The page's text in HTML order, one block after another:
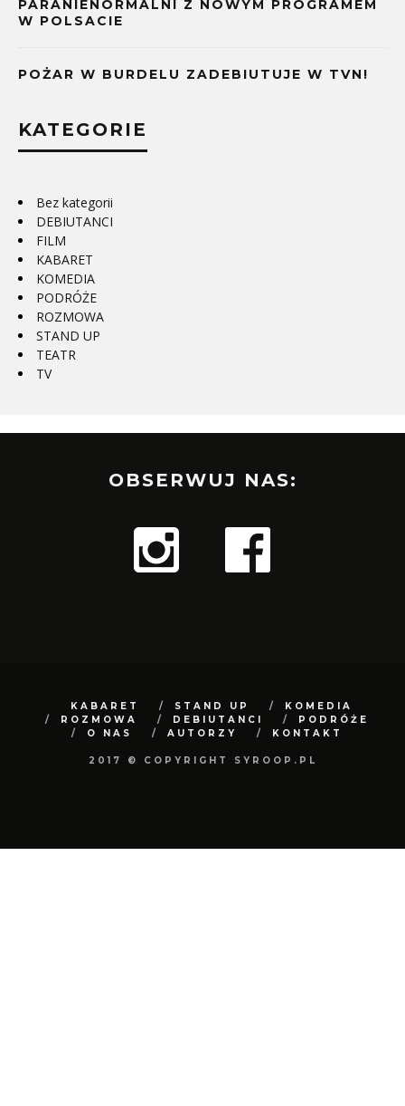
PARANIENORMALNI Z NOWYM PROGRAMEM
W POLSACIE
POŻAR W BURDELU ZADEBIUTUJE W TVN!
KATEGORIE
Bez kategorii
DEBIUTANCI
FILM
KABARET
KOMEDIA
PODRÓŻE
ROZMOWA
STAND UP
TEATR
TV
OBSERWUJ NAS:
KABARET STAND UP
KOMEDIA
ROZMOWA
DEBIUTANCI
PODRÓŻE
O NAS
AUTORZY KONTAKT
2017 © COPYRIGHT SYROOP.PL